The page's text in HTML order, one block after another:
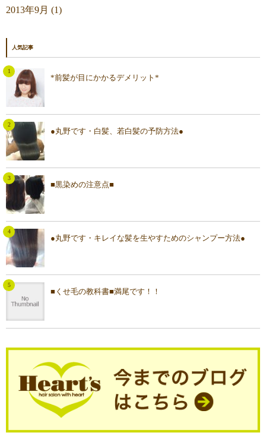
2013年9月 (1)
人気記事
*前髪が目にかかるデメリット*
●丸野です・白髪、若白髪の予防方法●
■黒染めの注意点■
●丸野です・キレイな髪を生やすためのシャンプー方法●
■くせ毛の教科書■満尾です！！